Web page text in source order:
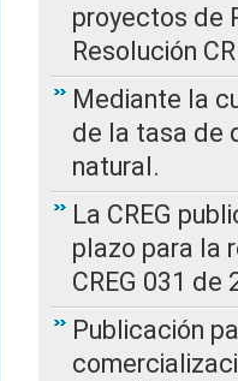
proyectos de
Resolución
Mediante la
de la tasa de
natural.
La CREG
plazo para la
CREG 031 de
Publicación